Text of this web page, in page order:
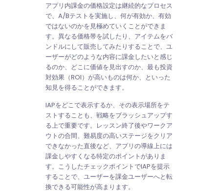
アプリ内課金の価格設定は継続的なプロセス
で、A/Bテストを実施し、何が有効か、有効
ではないのかを見極めていくことができま
す。異なる価格帯を試したり、アイテムをバ
ンドルにして販売してみたりすることで、ユ
ーザーがどのような内容に課金したいと感じ
るのか、どこに価値を見出すのか、最も投資
対効果（ROI）が高いものは何か、といった
知見を得ることができます。
IAPをどこで表示するか、その表示場所をテ
ストすることも、戦略をブラッシュアップす
る上で重要です。レッスン終了後やワークア
ウトの合間、難易度の高いステージをクリア
できなかった直後など、アプリの導線上には
課金しやすくなる特定のポイントがありま
す。こうしたチェックポイントでIAPを提示
することで、ユーザーを課金ユーザーへと転
換できる可能性が高まります。